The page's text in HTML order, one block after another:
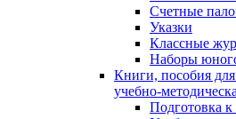
Счетные
Указки
Классные
Наборы
Книги, пособия
учебно-
Подготовка